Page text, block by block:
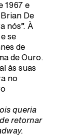
1967 e
De
nós”. À
se
de
de Ouro.
às suas
no
queria
retornar